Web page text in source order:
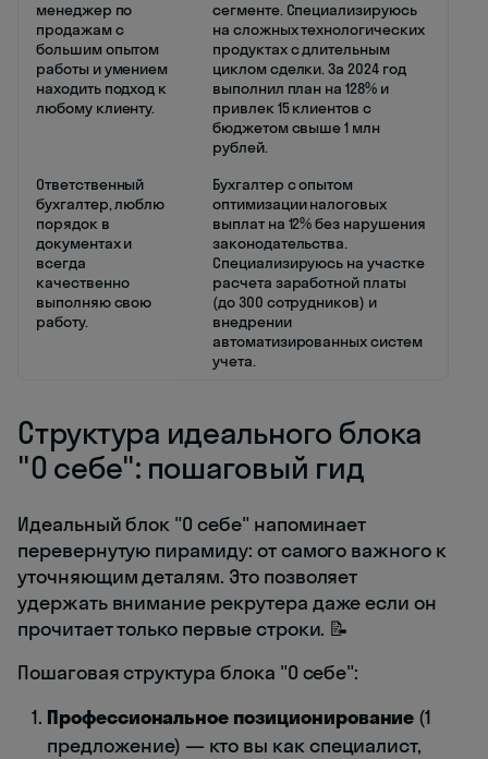
менеджер по
продажам с
большим опытом
работы и умением
находить подход к
любому клиенту.
сегменте. Специализируюсь
на сложных технологических
продуктах с длительным
циклом сделки. За 2024 год
выполнил план на 128% и
привлек 15 клиентов с
бюджетом свыше 1 млн
рублей.
Ответственный
бухгалтер, люблю
порядок в
документах и
всегда
качественно
выполняю свою
работу.
Бухгалтер с опытом
оптимизации налоговых
выплат на 12% без нарушения
законодательства.
Специализируюсь на участке
расчета заработной платы
(до 300 сотрудников) и
внедрении
автоматизированных систем
учета.
Структура идеального блока
"О себе": пошаговый гид
Идеальный блок "О себе" напоминает
перевернутую пирамиду: от самого важного к
уточняющим деталям. Это позволяет
удержать внимание рекрутера даже если он
прочитает только первые строки. 📝
Пошаговая структура блока "О себе":
Профессиональное позиционирование (1
предложение) — кто вы как специалист,